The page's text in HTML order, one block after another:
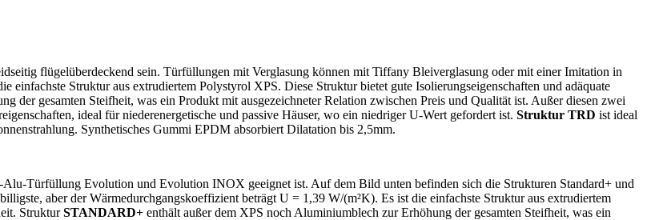
flügelüberdeckend sein. Türfüllungen mit Verglasung können mit Tiffany Bleiverglasung oder mit einer Imitation in
Struktur aus extrudiertem Polystyrol XPS. Diese Struktur bietet gute Isolierungseigenschaften und adäquate
gesamten Steifheit, was ein Produkt mit ausgezeichneter Relation zwischen Preis und Qualität ist. Außer diesen zwei
ideal für niederenergetische und passive Häuser, wo ein niedriger U-Wert gefordert ist. Struktur TRD ist ideal
Synthetisches Gummi EPDM absorbiert Dilatation bis 2,5mm.
Türfüllung Evolution und Evolution INOX geeignet ist. Auf dem Bild unten befinden sich die Strukturen Standard+ und
aber der Wärmedurchgangskoeffizient beträgt U = 1,39 W/(m²K). Es ist die einfachste Struktur aus extrudiertem
StrukturSTANDARD+ enthält außer dem XPS noch Aluminiumblech zur Erhöhung der gesamten Steifheit, was ein